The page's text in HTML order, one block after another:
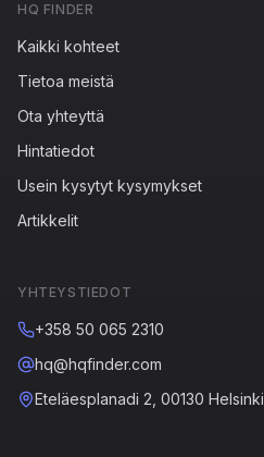
HQ FINDER
Kaikki kohteet
Tietoa meistä
Ota yhteyttä
Hintatiedot
Usein kysytyt kysymykset
Artikkelit
YHTEYSTIEDOT
+358 50 065 2310
hq@hqfinder.com
Eteläesplanadi 2, 00130 Helsinki